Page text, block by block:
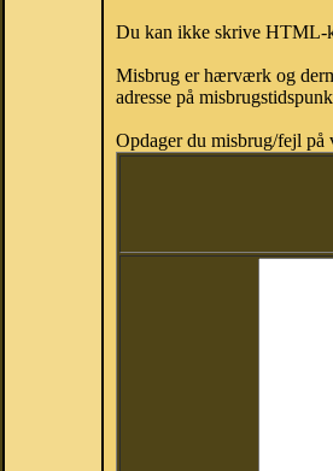
Du kan ikke skrive HTML-
Misbrug er hærværk og
adresse på
Opdager du misbrug/fejl på